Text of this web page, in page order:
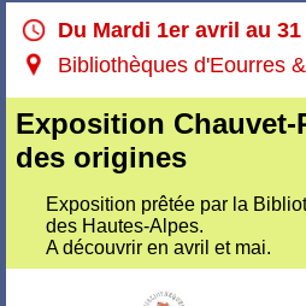
Du Mardi 1er avril au 31
Bibliothèques d'Eourres
Exposition
des origines
Exposition prêtée par la
des Hautes-Alpes.
A découvrir en avril et mai.